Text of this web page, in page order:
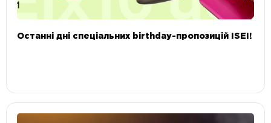
Останні дні спеціальних birthday-пропозицій ISEI!